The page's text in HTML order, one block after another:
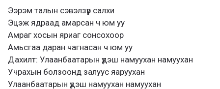
Ээрэм талын сэвэлзүүр салхи
Эцэж ядраад амарсан ч юм уу
Амраг хосын яриаг сонсохоор
Амьсгаа даран чагнасан ч юм уу
Дахилт: Улаанбаатарын үдэш намуухан намуухан
Учрахын болзоонд залуус яаруухан
Улаанбаатарын үдэш намуухан намуухан